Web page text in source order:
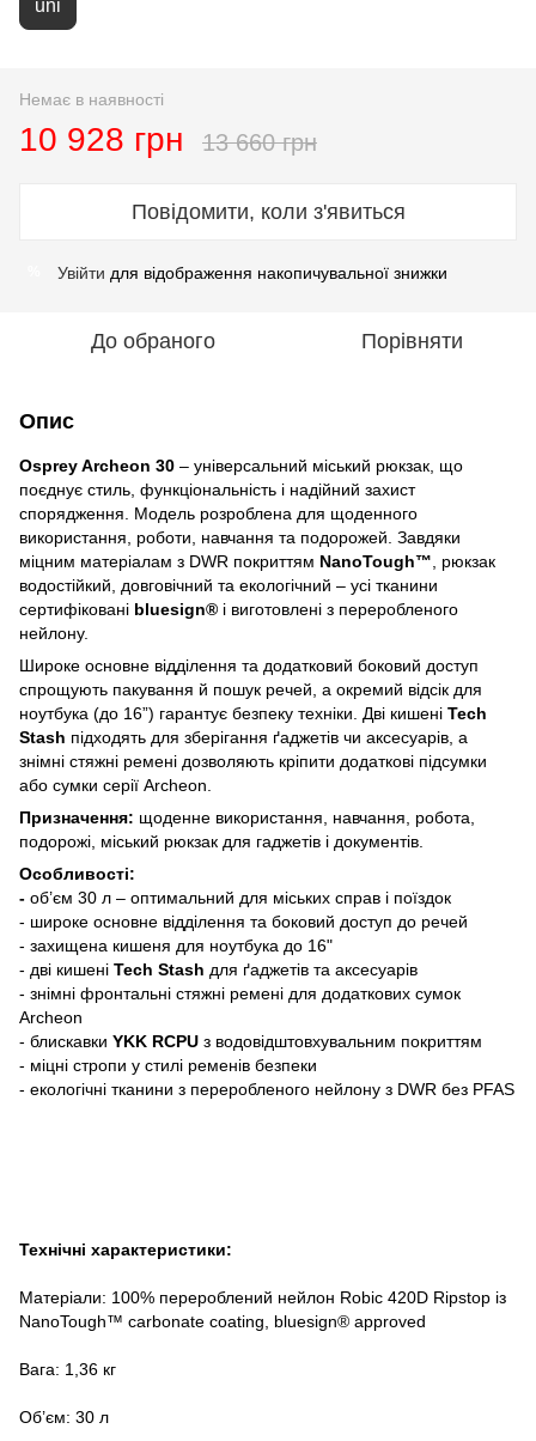
uni
Немає в наявності
10 928 грн 13 660 грн
Повідомити, коли з'явиться
Увійти для відображення накопичувальної знижки
До обраного Порівняти
Опис
Osprey Archeon 30 – універсальний міський рюкзак, що
поєднує стиль, функціональність і надійний захист
спорядження. Модель розроблена для щоденного
використання, роботи, навчання та подорожей. Завдяки
міцним матеріалам з DWR покриттям NanoTough™ , рюкзак
водостійкий, довговічний та екологічний – усі тканини
сертифіковані bluesign® і виготовлені з переробленого
нейлону.
Широке основне відділення та додатковий боковий доступ
спрощують пакування й пошук речей, а окремий відсік для
ноутбука (до 16”) гарантує безпеку техніки. Дві кишені Tech
Stash підходять для зберігання ґаджетів чи аксесуарів, а
знімні стяжні ремені дозволяють кріпити додаткові підсумки
або сумки серії Archeon.
Призначення: щоденне використання, навчання, робота,
подорожі, міський рюкзак для гаджетів і документів.
Особливості:
- об’єм 30 л – оптимальний для міських справ і поїздок
- широке основне відділення та боковий доступ до речей
- захищена кишеня для ноутбука до 16"
- дві кишені Tech Stash для ґаджетів та аксесуарів
- знімні фронтальні стяжні ремені для додаткових сумок
Archeon
- блискавки YKK RCPU з водовідштовхувальним покриттям
- міцні стропи у стилі ременів безпеки
- екологічні тканини з переробленого нейлону з DWR без PFAS
Технічні характеристики:
Матеріали: 100% перероблений нейлон Robic 420D Ripstop із
NanoTough™ carbonate coating, bluesign® approved
Вага: 1,36 кг
Об’єм: 30 л